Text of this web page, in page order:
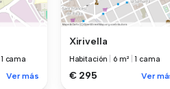
1 cama
Ver más
Xirivella
Habitación 6 m² |1 cama
€ 295 Ver